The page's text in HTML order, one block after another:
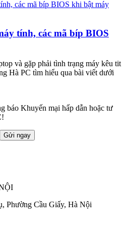
tính, các mã bíp BIOS
và gặp phải tình trạng máy kêu tit
Hà PC tìm hiểu qua bài viết dưới
báo Khuyến mại hấp dẫn hoặc tư
Gửi ngay
Phường Cầu Giấy, Hà Nội